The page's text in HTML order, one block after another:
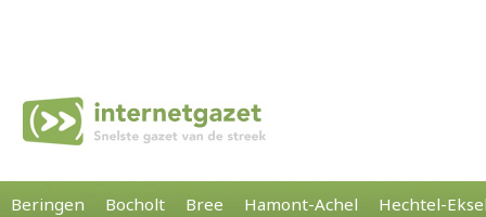
Beringen Bocholt Bree Hamont-Achel Hechtel-